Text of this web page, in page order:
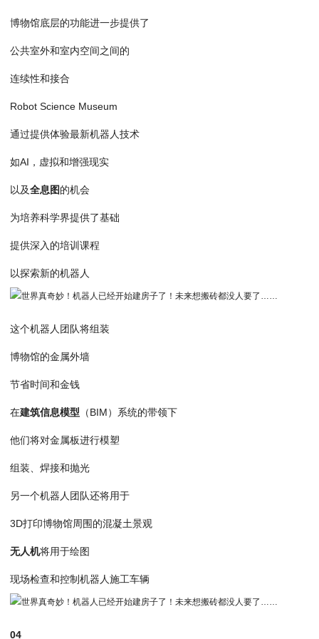
博物馆底层的功能进一步提供了
公共室外和室内空间之间的
连续性和接合
Robot Science Museum
通过提供体验最新机器人技术
如AI，虚拟和增强现实
以及全息图的机会
为培养科学界提供了基础
提供深入的培训课程
以探索新的机器人
这个机器人团队将组装
博物馆的金属外墙
节省时间和金钱
在建筑信息模型 （BIM）系统的带领下
他们将对金属板进行模塑
组装、焊接和抛光
另一个机器人团队还将用于
3D打印博物馆周围的混凝土景观
无人机将用于绘图
现场检查和控制机器人施工车辆
04